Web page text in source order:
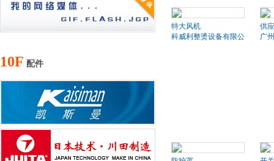
特大风机
科威利整烫设备有限公司
供
广
10F 配件